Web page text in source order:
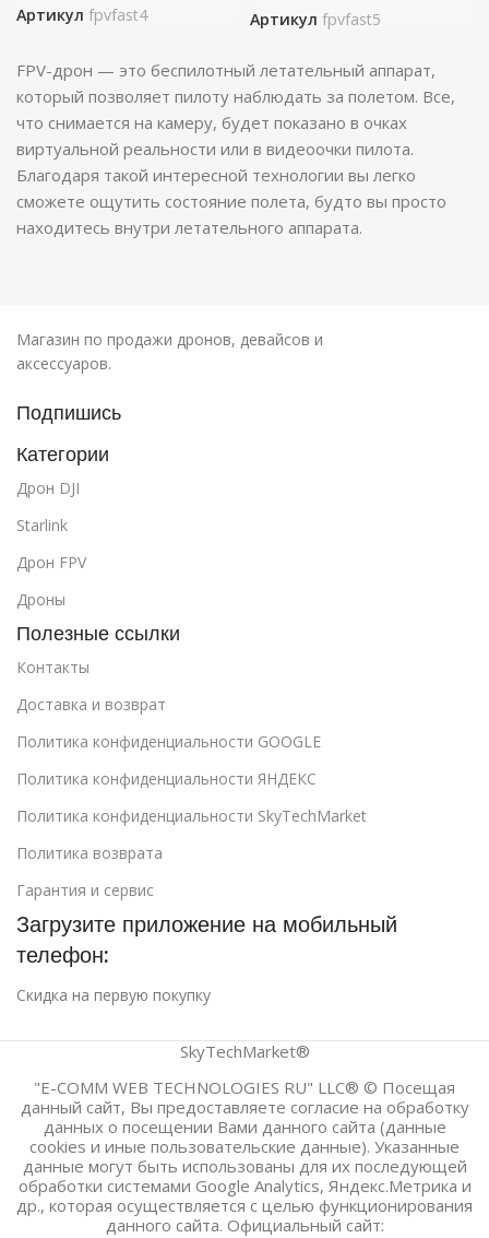
Артикул fpvfast4 Артикул fpvfast5
FPV-дрон — это беспилотный летательный аппарат,
который позволяет пилоту наблюдать за полетом. Все,
что снимается на камеру, будет показано в очках
виртуальной реальности или в видеоочки пилота.
Благодаря такой интересной технологии вы легко
сможете ощутить состояние полета, будто вы просто
находитесь внутри летательного аппарата.
Магазин по продажи дронов, девайсов и
аксессуаров.
Подпишись
Категории
Дрон DJI
Starlink
Дрон FPV
Дроны
Полезные ссылки
Контакты
Доставка и возврат
Политика конфиденциальности GOOGLE
Политика конфиденциальности ЯНДЕКС
Политика конфиденциальности SkyTechMarket
Политика возврата
Гарантия и сервис
Загрузите приложение на мобильный
телефон:
Скидка на первую покупку
SkyTechMarket®
"E-COMM WEB TECHNOLOGIES RU" LLC® © Посещая
данный сайт, Вы предоставляете согласие на обработку
данных о посещении Вами данного сайта (данные
cookies и иные пользовательские данные). Указанные
данные могут быть использованы для их последующей
обработки системами Google Analytics, Яндекс.Метрика и
др., которая осуществляется с целью функционирования
данного сайта. Официальный сайт: